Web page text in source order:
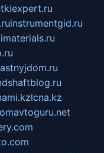
instrumentgid.ru
lcna.kz
avtoguru.net